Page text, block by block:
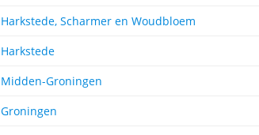
Harkstede, Scharmer en Woudbloem
Harkstede
Midden-Groningen
Groningen